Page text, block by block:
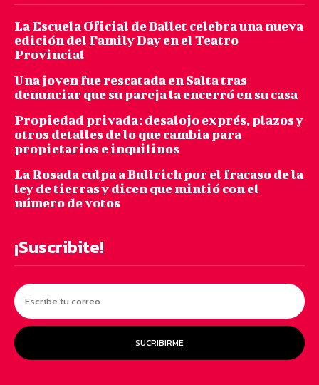
La Escuela Oficial de Ballet celebra una nueva
edición del Family Day en el Teatro
Provincial
Una joven fue rescatada en Salta tras
denunciar que su pareja la encerró en su casa
Propiedad privada: desalojo exprés, plazos y
otros detalles de lo que cambia para
propietarios e inquilinos
La Rosada culpa a Bullrich por el fracaso de la
ley de tierras y dicen que mintió con el
número de votos
¡Suscribite!
SUCRIBIRME